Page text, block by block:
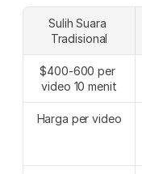
Sulih Suara
Tradisional
$400-600 per
video 10 menit
Harga per video